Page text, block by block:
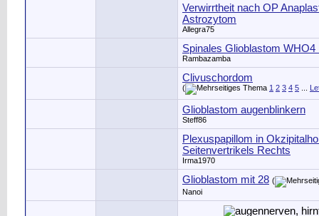
Verwirrtheit nach OP
Astrozytom
Allegra75
Spinales Glioblastom WHO4
Rambazamba
Clivuschordom
( 1 2 3 4 5
Glioblastom augenblinkern
Steff86
Plexuspapillom in
Seitenvertrikels Rechts
Irma1970
Glioblastom mit 28 (
Nanoi